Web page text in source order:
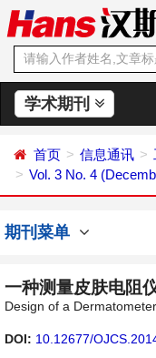
学术期刊
首页 信息通讯
Vol. 3 No. 4
期刊菜单
一种测量皮肤电阻
Design of a Dermatometer
DOI: 10.12677/